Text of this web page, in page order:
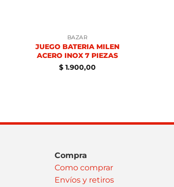
BAZAR
JUEGO BATERIA MILEN
ACERO INOX 7 PIEZAS
$1.900,00
Compra
Como comprar
Envíos y retiros